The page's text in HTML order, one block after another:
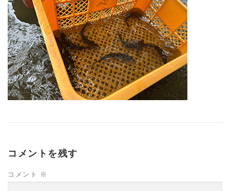
コメントを残す
コメント ※